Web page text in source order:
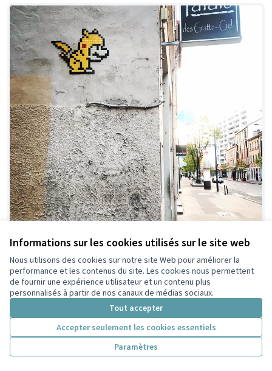
Informations sur les cookies utilisés sur le site web
Nous utilisons des cookies sur notre site Web pour améliorer la
performance et les contenus du site. Les cookies nous permettent
de fournir une expérience utilisateur et un contenu plus
personnalisés à partir de nos canaux de médias sociaux.
Tout accepter
Accepter seulement les cookies essentiels
Paramètres
Œuvres de Street Art géantes
Retenue
Latrompette
6 30